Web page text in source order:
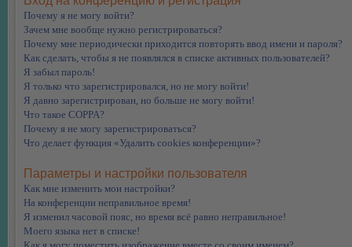
Почему я не могу войти?
Зачем мне вообще нужно регистрироваться?
Почему мне периодически приходится повторять ввод имени и пароля?
Как сделать, чтобы я не появлялся в списке активных пользователей?
Я забыл пароль!
Я только что зарегистрировался, но не могу войти!
Я давно зарегистрирован, но больше не могу войти!
Что такое COPPA?
Почему я не могу зарегистрироваться?
Что делает функция «Удалить cookies конференции»?
Параметры и настройки пользователя
Как мне изменить мои настройки?
На конференции неправильное время!
Я изменил часовой пояс, но время всё равно неправильное!
Моего языка нет в списке!